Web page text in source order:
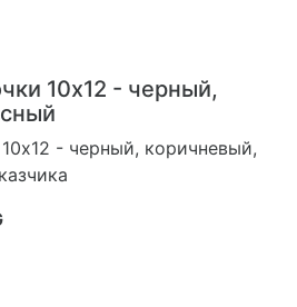
10х12 - черный,
- черный, коричневый,